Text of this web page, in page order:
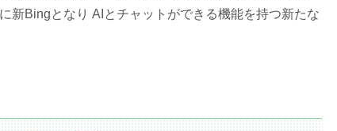
新Bingとなり AIとチャットができる機能を持つ新たな